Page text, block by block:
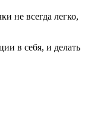
не всегда легко,
в себя, и делать